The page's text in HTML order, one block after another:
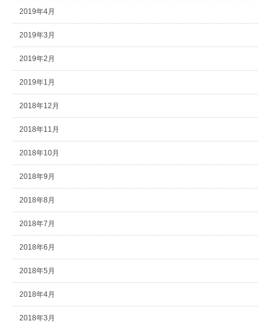
2019年4月
2019年3月
2019年2月
2019年1月
2018年12月
2018年11月
2018年10月
2018年9月
2018年8月
2018年7月
2018年6月
2018年5月
2018年4月
2018年3月